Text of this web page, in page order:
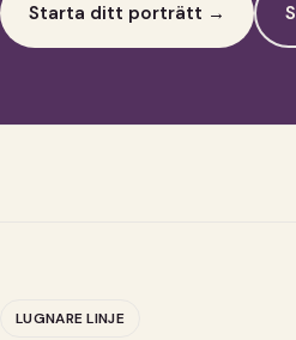
Starta ditt porträtt →
LUGNARE LINJE